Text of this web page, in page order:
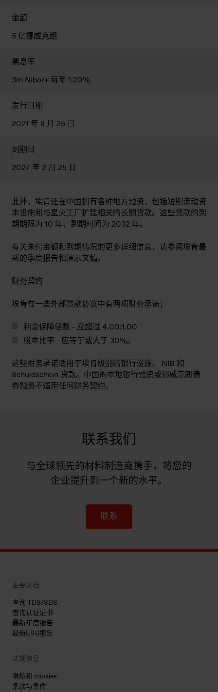
金额
5 亿挪威克朗
票息率
3m Nibor+ 每年 1.20%
发行日期
2021 年 8 月 25 日
到期日
2027 年 2 月 25 日
此外，埃肯还在中国拥有各种地方融资，包括短期流动资
本设施和与星火工厂扩建相关的长期贷款。这些贷款的到
期期限为 10 年，到期时间为 2032 年。
有关未付金额和到期情况的更多详细信息，请参阅埃肯最
新的季度报告和演示文稿。
财务契约
埃肯在一些外部贷款协议中有两项财务承诺；
利息保障倍数 - 应超过 4.00:1.00
股本比率 - 应等于或大于 30%。
这些财务承诺适用于埃肯级别的银行设施、 NIB 和
Schuldschein 贷款。中国的本地银行融资或挪威克朗债
券融资不适用任何财务契约。
联系我们
与全球领先的材料制造商携手，将您的
企业提升到一个新的水平。
联系
主要文档
查询 TDS/SDS
查询认证证书
最新年度报告
最新ESG报告
法规信息
隐私和 cookies
条款与条件